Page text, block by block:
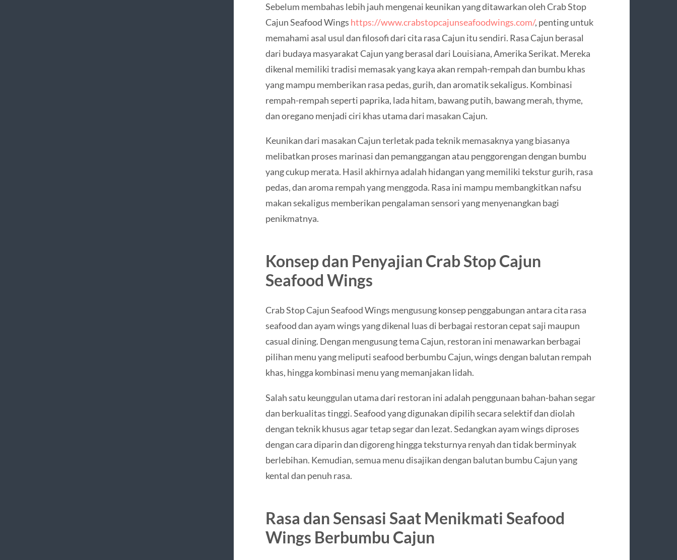
Sebelum membahas lebih jauh mengenai keunikan yang ditawarkan oleh Crab Stop
Cajun Seafood Wings https://www.crabstopcajunseafoodwings.com/, penting untuk
memahami asal usul dan filosofi dari cita rasa Cajun itu sendiri. Rasa Cajun berasal
dari budaya masyarakat Cajun yang berasal dari Louisiana, Amerika Serikat. Mereka
dikenal memiliki tradisi memasak yang kaya akan rempah-rempah dan bumbu khas
yang mampu memberikan rasa pedas, gurih, dan aromatik sekaligus. Kombinasi
rempah-rempah seperti paprika, lada hitam, bawang putih, bawang merah, thyme,
dan oregano menjadi ciri khas utama dari masakan Cajun.
Keunikan dari masakan Cajun terletak pada teknik memasaknya yang biasanya
melibatkan proses marinasi dan pemanggangan atau penggorengan dengan bumbu
yang cukup merata. Hasil akhirnya adalah hidangan yang memiliki tekstur gurih, rasa
pedas, dan aroma rempah yang menggoda. Rasa ini mampu membangkitkan nafsu
makan sekaligus memberikan pengalaman sensori yang menyenangkan bagi
penikmatnya.
Konsep dan Penyajian Crab Stop Cajun
Seafood Wings
Crab Stop Cajun Seafood Wings mengusung konsep penggabungan antara cita rasa
seafood dan ayam wings yang dikenal luas di berbagai restoran cepat saji maupun
casual dining. Dengan mengusung tema Cajun, restoran ini menawarkan berbagai
pilihan menu yang meliputi seafood berbumbu Cajun, wings dengan balutan rempah
khas, hingga kombinasi menu yang memanjakan lidah.
Salah satu keunggulan utama dari restoran ini adalah penggunaan bahan-bahan segar
dan berkualitas tinggi. Seafood yang digunakan dipilih secara selektif dan diolah
dengan teknik khusus agar tetap segar dan lezat. Sedangkan ayam wings diproses
dengan cara diparin dan digoreng hingga teksturnya renyah dan tidak berminyak
berlebihan. Kemudian, semua menu disajikan dengan balutan bumbu Cajun yang
kental dan penuh rasa.
Rasa dan Sensasi Saat Menikmati Seafood
Wings Berbumbu Cajun